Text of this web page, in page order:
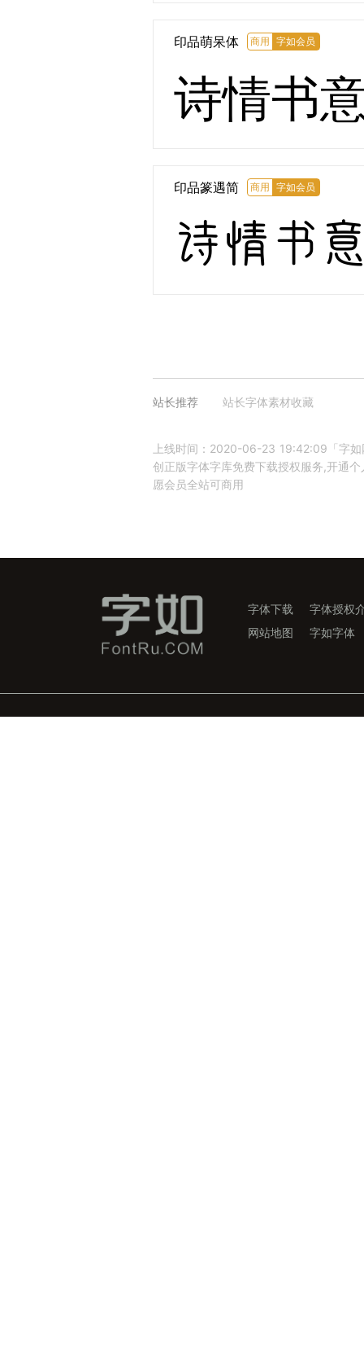
印品萌呆体 商用 字如会员
诗情书
印品篆遇简 商用 字如会员
诗情书
站长推荐 站长字体素材收藏
上线时间：2020-06-23 19:42:09「字
创正版字体字库免费下载授权服务,开通
愿会员全站可商用
字体下载
字体授权
网站地图
字如字体